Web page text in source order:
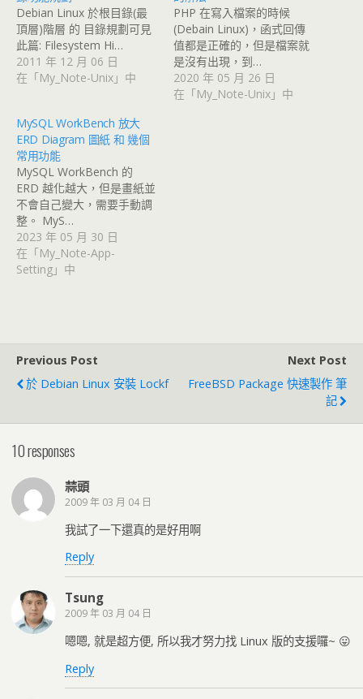
Debian Linux 於根目錄(最
頂層)階層 的 目錄規劃可見
此篇: Filesystem Hi…
2011 年 12 月 06 日
在「My_Note-Unix」中
PHP 在寫入檔案的時候
(Debain Linux)，函式回傳
值都是正確的，但是檔案就
是沒有出現，到…
2020 年 05 月 26 日
在「My_Note-Unix」中
MySQL WorkBench 放大
ERD Diagram 圖紙 和 幾個
常用功能
MySQL WorkBench 的
ERD 越化越大，但是畫紙並
不會自己變大，需要手動調
整。 MyS…
2023 年 05 月 30 日
在「My_Note-App-
Setting」中
Previous Post
於 Debian Linux 安裝 Lockf
Next Post
FreeBSD Package 快速製作 筆
記
10 responses
蒜頭
2009 年 03 月 04 日
我試了一下還真的是好用啊
Reply
Tsung
2009 年 03 月 04 日
嗯嗯, 就是超方便, 所以我才努力找 Linux 版的支援囉~ 😛
Reply